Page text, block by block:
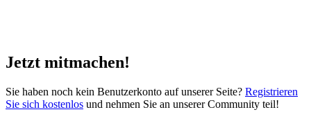
Jetzt mitmachen!
Sie haben noch kein Benutzerkonto auf unserer Seite? Registrieren
Sie sich kostenlos und nehmen Sie an unserer Community teil!